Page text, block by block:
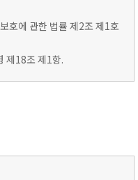
호에 관한 법률 제2조 제1호
제18조 제1항.